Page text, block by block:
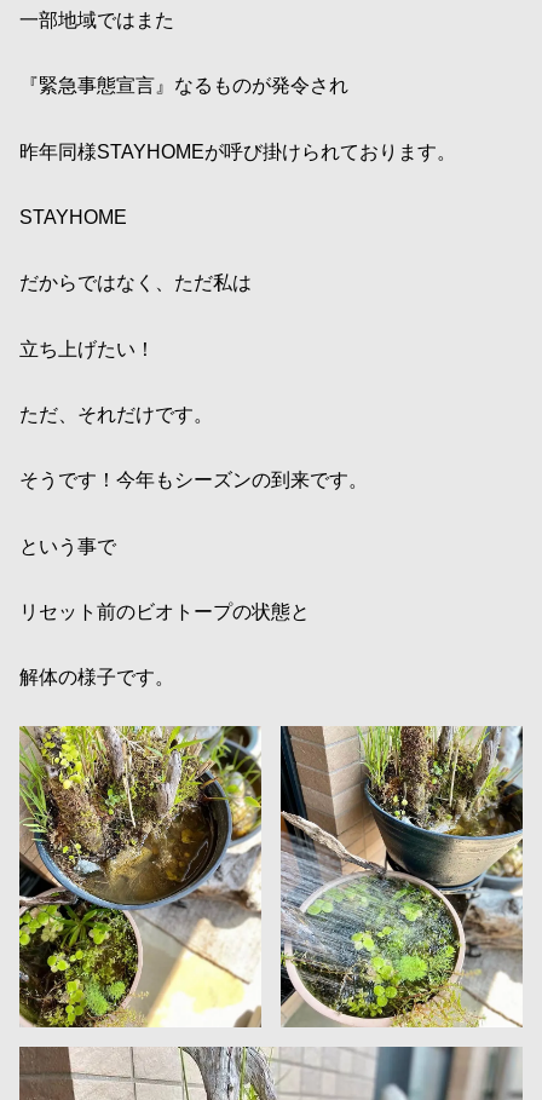
一部地域ではまた
『緊急事態宣言』なるものが発令され
昨年同様STAYHOMEが呼び掛けられております。
STAYHOME
だからではなく、ただ私は
立ち上げたい！
ただ、それだけです。
そうです！今年もシーズンの到来です。
という事で
リセット前のビオトープの状態と
解体の様子です。